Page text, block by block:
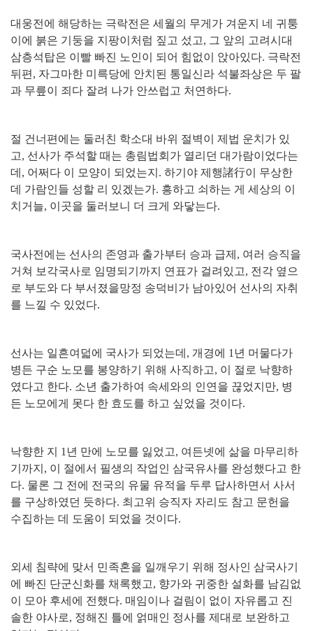
대웅전에 해당하는 극락전은 세월의 무게가 겨운지 네 귀퉁
이에 붉은 기둥을 지팡이처럼 짚고 섰고, 그 앞의 고려시대
삼층석탑은 이빨 빠진 노인이 되어 힘없이 앉아있다. 극락전
뒤편 , 자그마한 미륵당에 안치된 통일신라 석불좌상은 두 팔
과 무릎이 죄다 잘려 나가 안쓰럽고 처연하다.
절 건너편에는 둘러친 학소대 바위 절벽이 제법 운치가 있
고, 선사가 주석할 때는 총림법회가 열리던 대가람이었다는
데 , 어쩌다 이 모양이 되었는지 . 하기야 제행諸行이 무상한
데 가람인들 성할 리 있겠는가. 흥하고 쇠하는 게 세상의 이
치거늘, 이곳을 둘러보니 더 크게 와닿는다.
국사전에는 선사의 존영과 출가부터 승과 급제 , 여러 승직을
거쳐 보각국사로 임명되기까지 연표가 걸려있고, 전각 옆으
로 부도와 다 부서졌을망정 송덕비가 남아있어 선사의 자취
를 느낄 수 있었다.
선사는 일흔여덟에 국사가 되었는데 , 개경에 1 년 머물다가
병든 구순 노모를 봉양하기 위해 사직하고, 이 절로 낙향하
였다고 한다. 소년 출가하여 속세와의 인연을 끊었지만, 병
든 노모에게 못다 한 효도를 하고 싶었을 것이다.
낙향한 지 1 년 만에 노모를 잃었고, 여든넷에 삶을 마무리하
기까지 , 이 절에서 필생의 작업인 삼국유사를 완성했다고 한
다. 물론 그 전에 전국의 유물 유적을 두루 답사하면서 사서
를 구상하였던 듯하다. 최고위 승직자 자리도 참고 문헌을
수집하는 데 도움이 되었을 것이다.
외세 침략에 맞서 민족혼을 일깨우기 위해 정사인 삼국사기
에 빠진 단군신화를 채록했고, 향가와 귀중한 설화를 남김없
이 모아 후세에 전했다. 매임이나 걸림이 없이 자유롭고 진
솔한 야사로, 정해진 틀에 얽매인 정사를 제대로 보완하고